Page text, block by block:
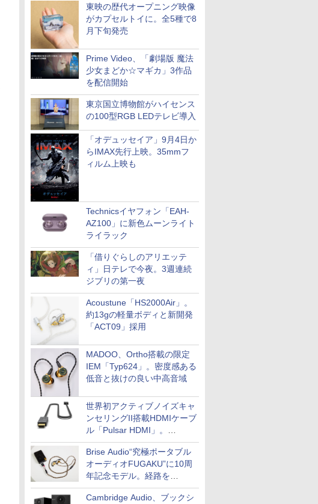
東映の歴代オープニング映像
がカプセルトイに。全5種で8
月下旬発売
Prime Video、「劇場版 魔法
少女まどか☆マギカ」3作品
を配信開始
東京国立博物館がハイセンス
の100型RGB LEDテレビ導入
「オデュッセイア」9月4日か
らIMAX先行上映。35mmフ
ィルム上映も
Technicsイヤフォン「EAH-
AZ100」に新色ムーンライト
ライラック
「借りぐらしのアリエッテ
ィ」日テレで今夜。3週連続
ジブリの第一夜
Acoustune「HS2000Air」。
約13gの軽量ボディと新開発
「ACT09」採用
MADOO、Ortho搭載の限定
IEM「Typ624」。密度感ある
低音と抜けの良い中高音域
世界初アクティブノイズキャ
ンセリングII搭載HDMIケーブ
ル「Pulsar HDMI」。
SilentPowerから
Brise Audio“究極ポータブル
オーディオFUGAKU”に10周
年記念モデル。経路を
NISHIKIで統一。400万円
Cambridge Audio、ブックシ